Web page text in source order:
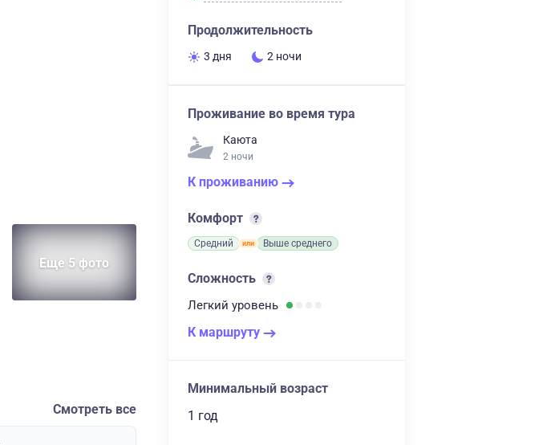
Еще 5 фото
Смотреть все
Продолжительность
3 дня 2 ночи
Проживание во время тура
Каюта
2 ночи
К проживанию
Комфорт
Средний Выше среднего
Сложность
Легкий уровень
К маршруту
Минимальный возраст
1 год